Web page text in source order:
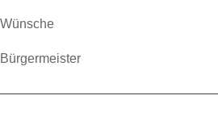
Wünsche
Bürgermeister